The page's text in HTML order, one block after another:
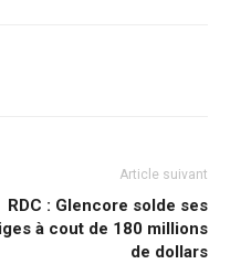
Article suivant
RDC : Glencore solde ses
à cout de 180 millions
de dollars